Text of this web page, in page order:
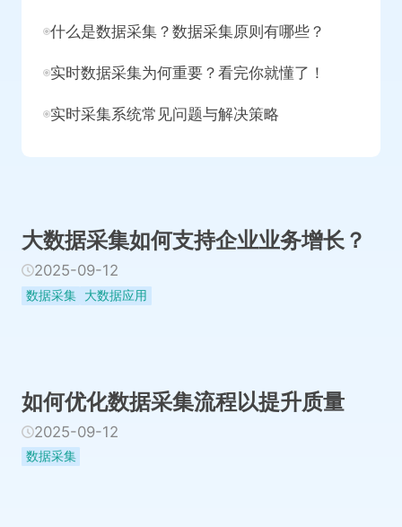
什么是数据采集？数据采集原则有哪些？
实时数据采集为何重要？看完你就懂了！
实时采集系统常见问题与解决策略
大数据采集如何支持企业业务增长？
2025-09-12
数据采集 大数据应用
如何优化数据采集流程以提升质量
2025-09-12
数据采集